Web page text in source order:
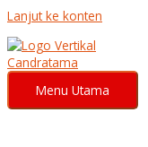
Lanjut ke konten
Menu Utama